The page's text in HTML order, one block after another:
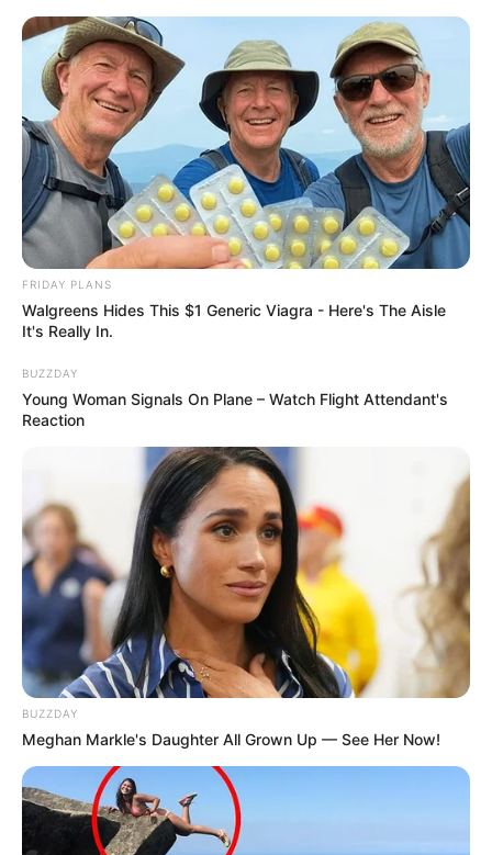
FRIDAY PLANS
Walgreens Hides This $1 Generic Viagra - Here's The Aisle
It's Really In.
BUZZDAY
Young Woman Signals On Plane – Watch Flight Attendant's
Reaction
BUZZDAY
Meghan Markle's Daughter All Grown Up — See Her Now!